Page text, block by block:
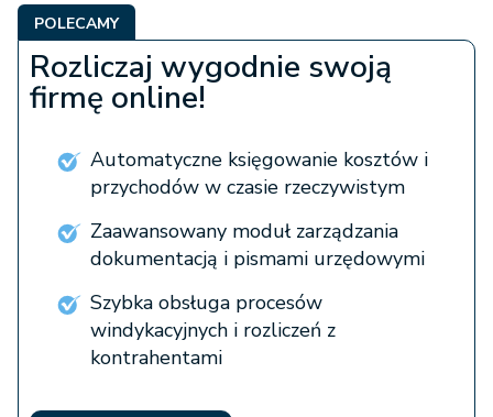
POLECAMY
Rozliczaj wygodnie swoją
firmę online!
Automatyczne księgowanie kosztów i
przychodów w czasie rzeczywistym
Zaawansowany moduł zarządzania
dokumentacją i pismami urzędowymi
Szybka obsługa procesów
windykacyjnych i rozliczeń z
kontrahentami